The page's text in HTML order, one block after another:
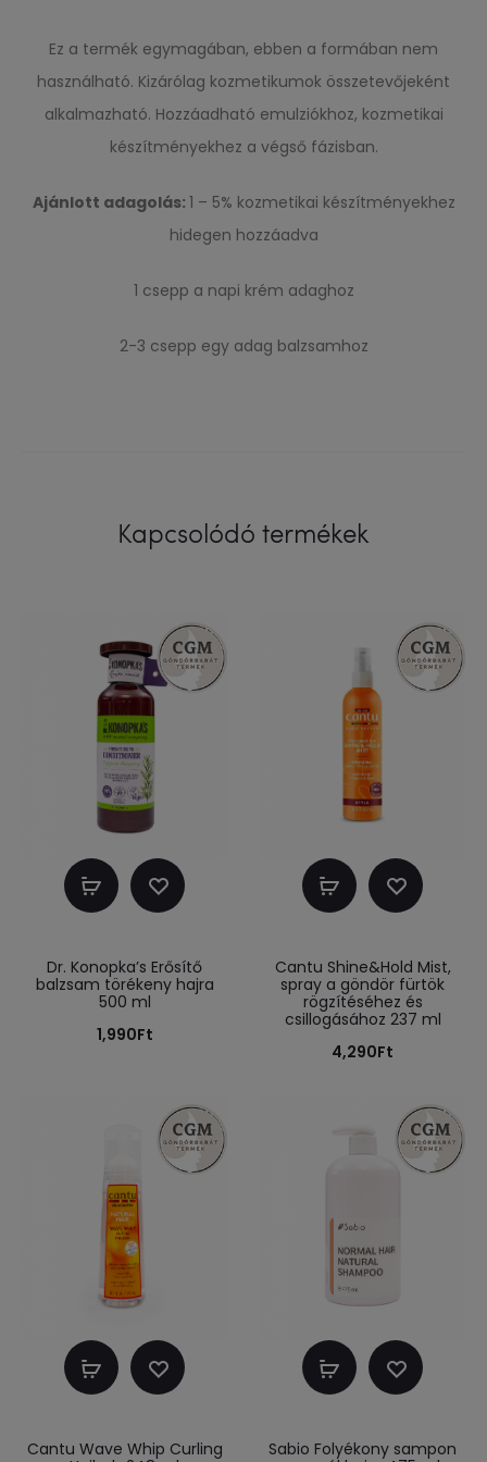
Ez a termék egymagában, ebben a formában nem
használható. Kizárólag kozmetikumok összetevőjeként
alkalmazható. Hozzáadható emulziókhoz, kozmetikai
készítményekhez a végső fázisban.
Ajánlott adagolás: 1 – 5% kozmetikai készítményekhez
hidegen hozzáadva
1 csepp a napi krém adaghoz
2-3 csepp egy adag balzsamhoz
Kapcsolódó termékek
Kosárba
Dr. Konopka’s Erősítő
balzsam törékeny hajra
500 ml
1,990Ft
Kosárba
Cantu Shine&Hold Mist,
spray a göndör fürtök
rögzítéséhez és
csillogásához 237 ml
4,290Ft
Kosárba
Cantu Wave Whip Curling
Kosárba
Sabio Folyékony sampon